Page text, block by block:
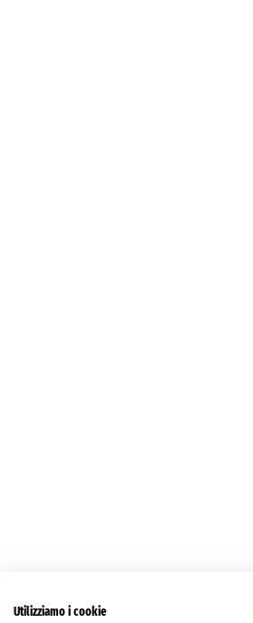
Utilizziamo i cookie